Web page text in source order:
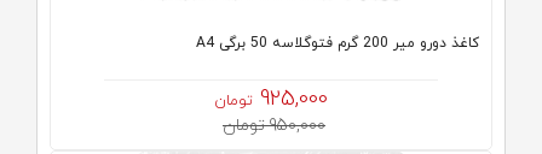
کاغذ دورو میر 200 گرم فتوگلاسه 50 برگی A4
925,000 تومان
950,000 تومان